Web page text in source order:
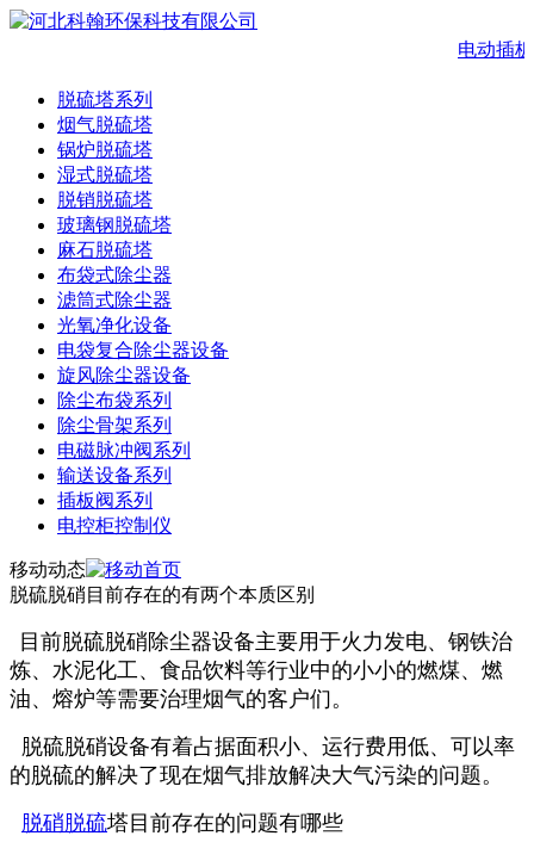
电动插
脱硫塔系列
烟气脱硫塔
锅炉脱硫塔
湿式脱硫塔
脱销脱硫塔
玻璃钢脱硫塔
麻石脱硫塔
布袋式除尘器
滤筒式除尘器
光氧净化设备
电袋复合除尘器设备
旋风除尘器设备
除尘布袋系列
除尘骨架系列
电磁脉冲阀系列
输送设备系列
插板阀系列
电控柜控制仪
移动动态
脱硫脱硝目前存在的有两个本质区别
目前脱硫脱硝除尘器设备主要用于火力发电、钢铁治
炼、水泥化工、食品饮料等行业中的小小的燃煤、燃
油、熔炉等需要治理烟气的客户们。
脱硫脱硝设备有着占据面积小、运行费用低、可以率
的脱硫的解决了现在烟气排放解决大气污染的问题。
脱硝脱硫塔目前存在的问题有哪些